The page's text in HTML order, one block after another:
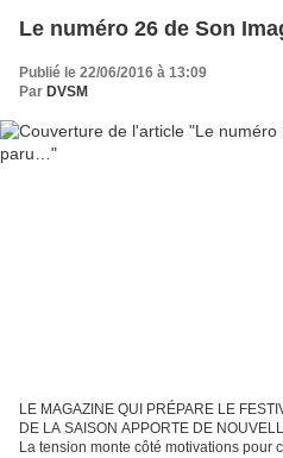
Le numéro 26 de Son
Publié le 22/06/2016 à 13:09
Par DVSM
LE MAGAZINE QUI PRÉPARE LE
DE LA SAISON APPORTE DE
La tension monte côté motivations pour